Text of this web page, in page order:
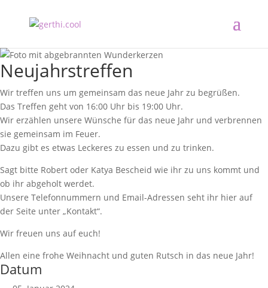
Neujahrstreffen
Wir treffen uns um gemeinsam das neue Jahr zu begrüßen.
Das Treffen geht von 16:00 Uhr bis 19:00 Uhr.
Wir erzählen unsere Wünsche für das neue Jahr und verbrennen
sie gemeinsam im Feuer.
Dazu gibt es etwas Leckeres zu essen und zu trinken.
Sagt bitte Robert oder Katya Bescheid wie ihr zu uns kommt und
ob ihr abgeholt werdet.
Unsere Telefonnummern und Email-Adressen seht ihr hier auf
der Seite unter „Kontakt“.
Wir freuen uns auf euch!
Allen eine frohe Weihnacht und guten Rutsch in das neue Jahr!
Datum